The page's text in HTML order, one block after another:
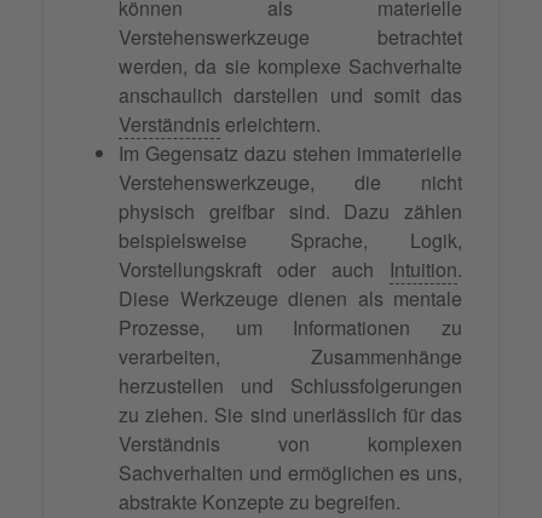
können als materielle
Verstehenswerkzeuge betrachtet
werden, da sie komplexe Sachverhalte
anschaulich darstellen und somit das
Verständnis erleichtern.
Im Gegensatz dazu stehen immaterielle
Verstehenswerkzeuge, die nicht
physisch greifbar sind. Dazu zählen
beispielsweise Sprache, Logik,
Vorstellungskraft oder auch Intuition.
Diese Werkzeuge dienen als mentale
Prozesse, um Informationen zu
verarbeiten, Zusammenhänge
herzustellen und Schlussfolgerungen
zu ziehen. Sie sind unerlässlich für das
Verständnis von komplexen
Sachverhalten und ermöglichen es uns,
abstrakte Konzepte zu begreifen.